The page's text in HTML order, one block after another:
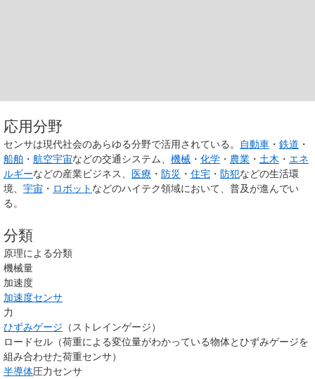
応用分野
センサは現代社会のあらゆる分野で活用されている。 自動車 ・ 鉄道 ・
船舶 ・ 航空宇宙などの交通システム、 機械 ・ 化学 ・ 農業 ・ 土木 ・ エネ
ルギーなどの産業ビジネス、 医療 ・ 防災 ・ 住宅 ・ 防犯などの生活環
境、 宇宙 ・ ロボット などのハイテク領域において、普及が進んでい
る。
分類
原理による分類
機械量
加速度
加速度センサ
力
ひずみゲージ （ストレインゲージ）
ロードセル（荷重による変位量がわかっている物体とひずみゲージを
組み合わせた荷重センサ）
半導体圧力センサ